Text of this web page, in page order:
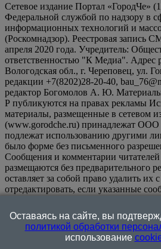
Сетевое издание Портал «ГородЧе»
Федеральной службой по надзору в
информационных технологий и
(Роскомнадзор). Реестровая запись
апреля 2020 года. Учредитель:
ответственностью "К Медиа". Адрес
Вологодская обл., г. Череповец, ул.
редакции +7(8202)28-20-40,
редактор Богомолов А. Ю.
Р публикуются на правах рекламы
материалы, размещенные в сетевом
(www.gorodche.ru) принадлежат
подлежат использованию другими
было форме без письменного
Сообщения и комментарии читателей
размещаются без предварительного
оставляет за собой право удалить их
отредактировать, если указанные
или нарушением иных требований
информационном ресурсе
технологии (информационные
информации на основе сбора,
Оставаясь на сайте, вы
политикой обработки
использование